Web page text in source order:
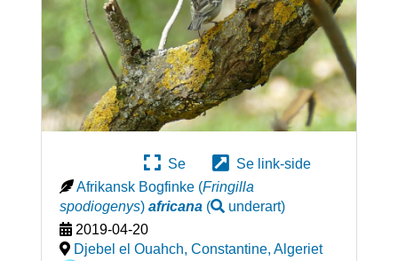
Se
Se link-side
Afrikansk Bogfinke (Fringilla
spodiogenys) africana( underart)
2019-04-20
Djebel el Ouahch, Constantine, Algeriet